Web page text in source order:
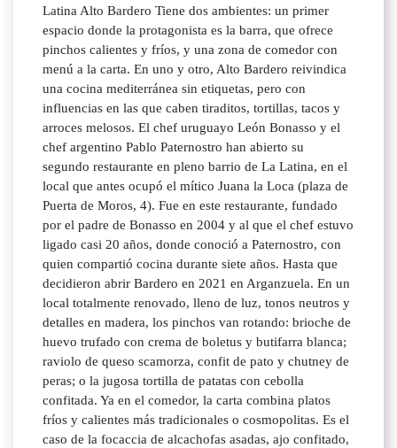
Latina Alto Bardero Tiene dos ambientes: un primer
espacio donde la protagonista es la barra, que ofrece
pinchos calientes y fríos, y una zona de comedor con
menú a la carta. En uno y otro, Alto Bardero reivindica
una cocina mediterránea sin etiquetas, pero con
influencias en las que caben tiraditos, tortillas, tacos y
arroces melosos. El chef uruguayo León Bonasso y el
chef argentino Pablo Paternostro han abierto su
segundo restaurante en pleno barrio de La Latina, en el
local que antes ocupó el mítico Juana la Loca (plaza de
Puerta de Moros, 4). Fue en este restaurante, fundado
por el padre de Bonasso en 2004 y al que el chef estuvo
ligado casi 20 años, donde conoció a Paternostro, con
quien compartió cocina durante siete años. Hasta que
decidieron abrir Bardero en 2021 en Arganzuela. En un
local totalmente renovado, lleno de luz, tonos neutros y
detalles en madera, los pinchos van rotando: brioche de
huevo trufado con crema de boletus y butifarra blanca;
raviolo de queso scamorza, confit de pato y chutney de
peras; o la jugosa tortilla de patatas con cebolla
confitada. Ya en el comedor, la carta combina platos
fríos y calientes más tradicionales o cosmopolitas. Es el
caso de la focaccia de alcachofas asadas, ajo confitado,